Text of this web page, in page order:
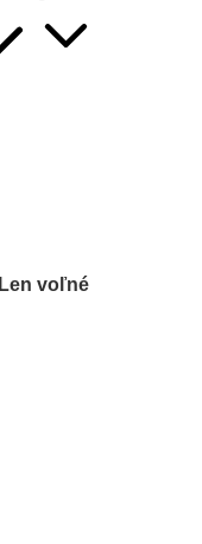
Len voľné